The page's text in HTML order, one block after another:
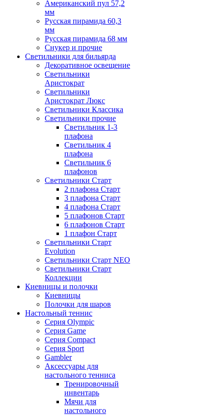
Американский пул 57,2
мм
Русская пирамида 60,3
мм
Русская пирамида 68 мм
Снукер и прочие
Светильники для бильярда
Декоративное освещение
Светильники
Аристократ
Светильники
Аристократ Люкс
Светильники Классика
Светильники прочие
Светильник 1-3
плафона
Светильник 4
плафона
Светильник 6
плафонов
Светильники Старт
2 плафона Старт
3 плафона Старт
4 плафона Старт
5 плафонов Старт
6 плафонов Старт
1 плафон Старт
Светильники Старт
Evolution
Светильники Старт NEO
Светильники Старт
Коллекции
Киевницы и полочки
Киевницы
Полочки для шаров
Настольный теннис
Серия Olympic
Серия Game
Серия Compact
Серия Sport
Gambler
Аксессуары для
настольного тенниса
Тренировочный
инвентарь
Мячи для
настольного